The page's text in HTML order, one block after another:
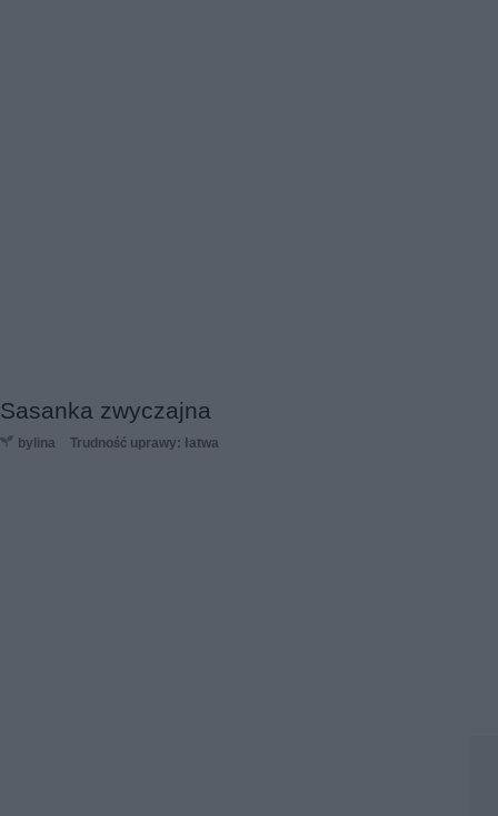
Sasanka zwyczajna
bylina Trudność uprawy: łatwa